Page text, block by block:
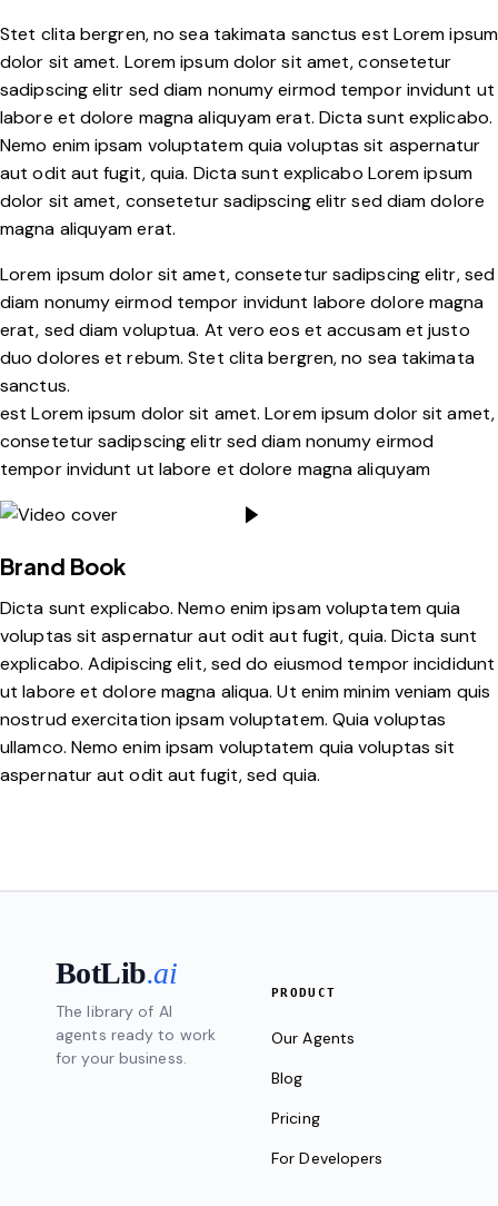
Stet clita bergren, no sea takimata sanctus est Lorem ipsum
dolor sit amet. Lorem ipsum dolor sit amet, consetetur
sadipscing elitr sed diam nonumy eirmod tempor invidunt ut
labore et dolore magna aliquyam erat. Dicta sunt explicabo.
Nemo enim ipsam voluptatem quia voluptas sit aspernatur
aut odit aut fugit, quia. Dicta sunt explicabo Lorem ipsum
dolor sit amet, consetetur sadipscing elitr sed diam dolore
magna aliquyam erat.
Lorem ipsum dolor sit amet, consetetur sadipscing elitr, sed
diam nonumy eirmod tempor invidunt labore dolore magna
erat, sed diam voluptua. At vero eos et accusam et justo
duo dolores et rebum. Stet clita bergren, no sea takimata
sanctus.
est Lorem ipsum dolor sit amet. Lorem ipsum dolor sit amet,
consetetur sadipscing elitr sed diam nonumy eirmod
tempor invidunt ut labore et dolore magna aliquyam
Brand Book
Dicta sunt explicabo. Nemo enim ipsam voluptatem quia
voluptas sit aspernatur aut odit aut fugit, quia. Dicta sunt
explicabo. Adipiscing elit, sed do eiusmod tempor incididunt
ut labore et dolore magna aliqua. Ut enim minim veniam quis
nostrud exercitation ipsam voluptatem. Quia voluptas
ullamco. Nemo enim ipsam voluptatem quia voluptas sit
aspernatur aut odit aut fugit, sed quia.
BotLib.ai
The library of AI
agents ready to work
for your business.
PRODUCT
Our Agents
Blog
Pricing
For Developers